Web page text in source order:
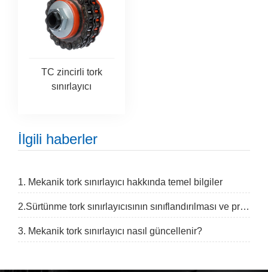
TC zincirli tork
sınırlayıcı
İlgili haberler
1. Mekanik tork sınırlayıcı hakkında temel bilgiler
2.Sürtünme tork sınırlayıcısının sınıflandırılması ve prensipleri
3. Mekanik tork sınırlayıcı nasıl güncellenir?